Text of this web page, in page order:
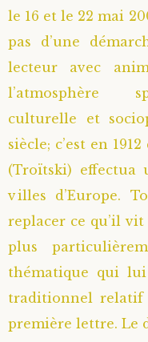
le 16 et le 22 mai
pas d’une
lecteur avec
l’atmosphère
culturelle et
siècle; c’est en
(Troïtski) effectua
villes d’Europe.
replacer ce qu’il
plus
thématique qui
traditionnel relatif
première lettre. Le